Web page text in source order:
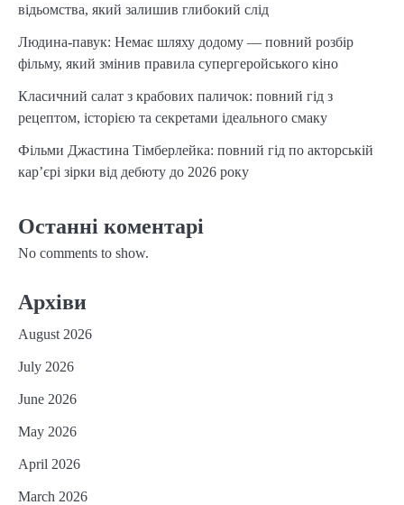
відьомства, який залишив глибокий слід
Людина-павук: Немає шляху додому — повний розбір
фільму, який змінив правила супергеройського кіно
Класичний салат з крабових паличок: повний гід з
рецептом, історією та секретами ідеального смаку
Фільми Джастина Тімберлейка: повний гід по акторській
кар’єрі зірки від дебюту до 2026 року
Останні коментарі
No comments to show.
Архіви
August 2026
July 2026
June 2026
May 2026
April 2026
March 2026